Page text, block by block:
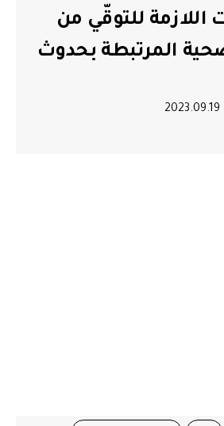
اللازمة للتوقّي من
المرتبطة بحدوث
2023.09.19